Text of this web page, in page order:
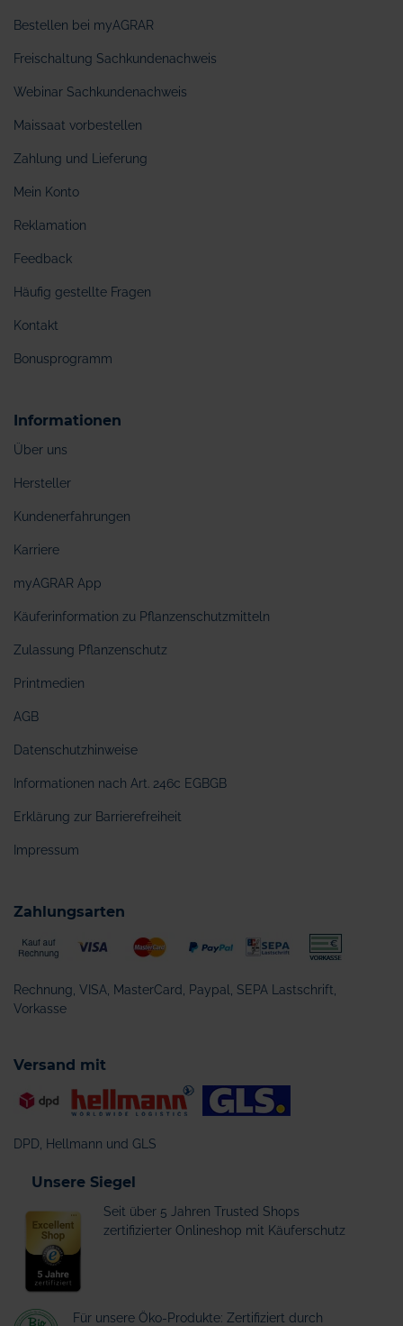
Bestellen bei myAGRAR
Freischaltung Sachkundenachweis
Webinar Sachkundenachweis
Maissaat vorbestellen
Zahlung und Lieferung
Mein Konto
Reklamation
Feedback
Häufig gestellte Fragen
Kontakt
Bonusprogramm
Informationen
Über uns
Hersteller
Kundenerfahrungen
Karriere
myAGRAR App
Käuferinformation zu Pflanzenschutzmitteln
Zulassung Pflanzenschutz
Printmedien
AGB
Datenschutzhinweise
Informationen nach Art. 246c EGBGB
Erklärung zur Barrierefreiheit
Impressum
Zahlungsarten
Rechnung, VISA, MasterCard, Paypal, SEPA Lastschrift,
Vorkasse
Versand mit
DPD, Hellmann und GLS
Unsere Siegel
Seit über 5 Jahren Trusted Shops
zertifizierter Onlineshop mit Käuferschutz
Für unsere Öko-Produkte: Zertifiziert durch